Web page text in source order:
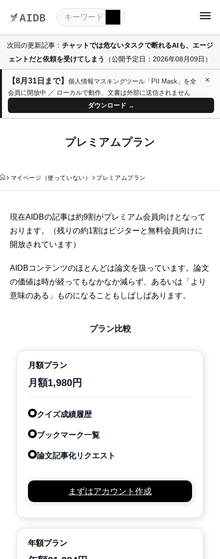
次回の更新記事： チャットでは危ないタスクで断れるAIも、エージ
ェントだと依頼を受けてしまう
（公開予定日：2026年08月09日）
【8月31日まで】 個人情報マスキングツール「PII Mask」を全
会員に開放中 ／ ローカルで動作、文書は外部に送信されません
ダウンロード →
×
プレミアムプラン
マイページ（使っていない） プレミアムプラン
現在AIDBの記事は約9割がプレミアム会員向けとなって
おります。（残りの約1割はビジターと無料会員向けに
開放されています）
AIDBコンテンツのほとんどは論文を扱っています。論文
の価値は時が経ってもなかなか減らず、あるいは「より
意味のある」ものになることもしばしばあります。
プラン比較
月額プラン
月額1,980円
クイズ成績履歴
ブックマーク一覧
論文記事化リクエスト
まずはアカウント作成
年額プラン